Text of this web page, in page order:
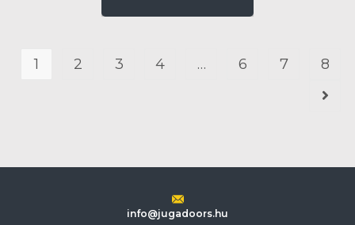
1 2 3 4 … 6 7 8
info@jugadoors.hu